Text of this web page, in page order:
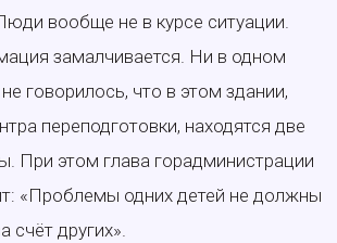
вообще не в курсе ситуации.
замалчивается. Ни в одном
говорилось, что в этом здании,
переподготовки, находятся две
При этом глава горадминистрации
«Проблемы одних детей не должны
счёт других».